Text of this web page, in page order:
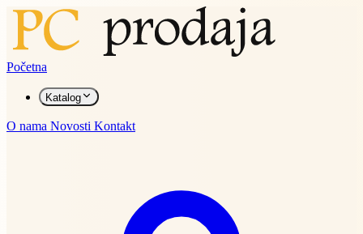
Početna
Katalog
O nama Novosti Kontakt